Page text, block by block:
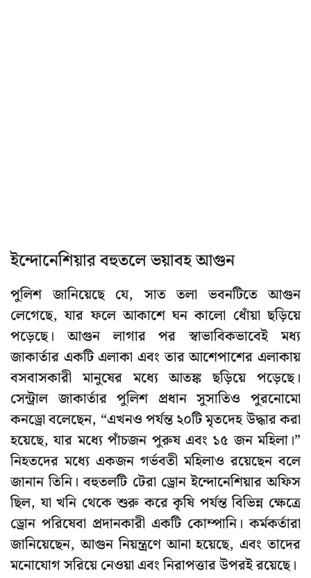
ইন্দোনেশিয়ার বহুতলে ভয়াবহ আগুন
পুলিশ জানিয়েছে যে, সাত তলা ভবনটিতে আগুন
লেগেছে, যার ফলে আকাশে ঘন কালো ধোঁয়া ছড়িয়ে
পড়েছে। আগুন লাগার পর স্বাভাবিকভাবেই মধ্য
জাকার্তার একটি এলাকা এবং তার আশেপাশের এলাকায়
বসবাসকারী মানুষের মধ্যে আতঙ্ক ছড়িয়ে পড়েছে।
সেন্ট্রাল জাকার্তার পুলিশ প্রধান সুসাতিও পুরনোমো
কনড্রো বলেছেন, “এখনও পর্যন্ত ২০টি মৃতদেহ উদ্ধার করা
হয়েছে, যার মধ্যে পাঁচজন পুরুষ এবং ১৫ জন মহিলা।”
নিহতদের মধ্যে একজন গর্ভবতী মহিলাও রয়েছেন বলে
জানান তিনি। বহুতলটি টেরা ড্রোন ইন্দোনেশিয়ার অফিস
ছিল, যা খনি থেকে শুরু করে কৃষি পর্যন্ত বিভিন্ন ক্ষেত্রে
ড্রোন পরিষেবা প্রদানকারী একটি কোম্পানি। কর্মকর্তারা
জানিয়েছেন, আগুন নিয়ন্ত্রণে আনা হয়েছে, এবং তাদের
মনোযোগ সরিয়ে নেওয়া এবং নিরাপত্তার উপরই রয়েছে।